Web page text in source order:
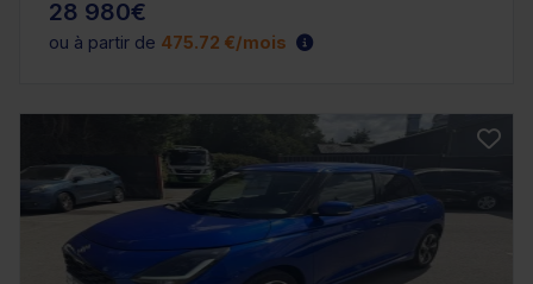
28 980€
ou à partir de 475.72 €/mois